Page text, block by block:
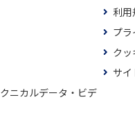
ニカルデータ・ビデ
利
プ
ク
サ